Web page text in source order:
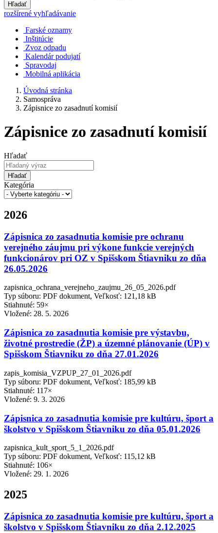
Hľadať
rozšírené vyhľadávanie
Farské oznamy
Inštitúcie
Zvoz odpadu
Kalendár podujatí
Spravodaj
Mobilná aplikácia
Úvodná stránka
Samospráva
Zápisnice zo zasadnutí komisií
Zápisnice zo zasadnutí komisií
Hľadať
Hľadať
Kategória
2026
Zápisnica zo zasadnutia komisie pre ochranu
verejného záujmu pri výkone funkcie verejných
funkcionárov pri OZ v Spišskom Štiavniku zo dňa
26.05.2026
zapisnica_ochrana_verejneho_zaujmu_26_05_2026.pdf
Typ súboru: PDF dokument, Veľkosť: 121,18 kB
Stiahnuté: 59×
Vložené: 28. 5. 2026
Zápisnica zo zasadnutia komisie pre výstavbu,
životné prostredie (ŽP) a územné plánovanie (ÚP) v
Spišskom Štiavniku zo dňa 27.01.2026
zapis_komisia_VZPUP_27_01_2026.pdf
Typ súboru: PDF dokument, Veľkosť: 185,99 kB
Stiahnuté: 117×
Vložené: 9. 3. 2026
Zápisnica zo zasadnutia komisie pre kultúru, šport a
školstvo v Spišskom Štiavniku zo dňa 05.01.2026
zapisnica_kult_sport_5_1_2026.pdf
Typ súboru: PDF dokument, Veľkosť: 115,12 kB
Stiahnuté: 106×
Vložené: 29. 1. 2026
2025
Zápisnica zo zasadnutia komisie pre kultúru, šport a
školstvo v Spišskom Štiavniku zo dňa 2.12.2025